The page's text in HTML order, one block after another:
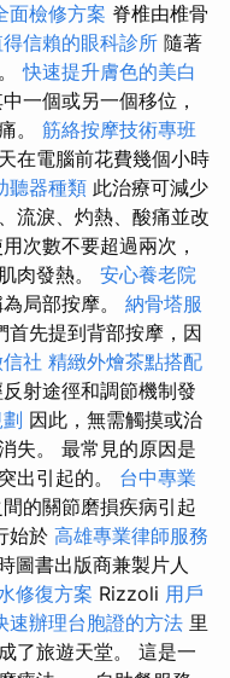
面檢修方案 脊椎由椎骨
信賴的眼科診所 隨著
快速提升膚色的美白
一個或另一個移位，
。 筋絡按摩技術專班
在電腦前花費幾個小時
聽器種類 此治療可減少
流淚、灼熱、酸痛並改
次數不要超過兩次，
肉發熱。 安心養老院
局部按摩。 納骨塔服
首先提到背部按摩，因
社 精緻外燴茶點搭配
射途徑和調節機制發
因此，無需觸摸或治
失。 最常見的原因是
出引起的。 台中專業
的關節磨損疾病引起
始於 高雄專業律師服務
圖書出版商兼製片人
修復方案 Rizzoli 用戶
速辦理台胞證的方法 里
了旅遊天堂。 這是一